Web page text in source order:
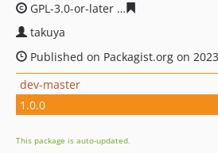
GPL-3.0-or-later
takuya
Published on Packagist.org on
dev-master
1.0.0
This package is auto-updated.